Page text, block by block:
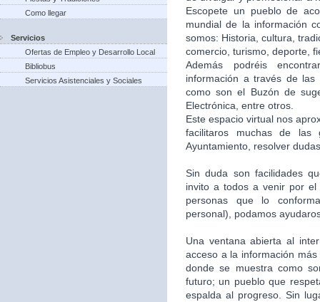
Como llegar
Servicios
Ofertas de Empleo y Desarrollo Local
Bibliobus
Servicios Asistenciales y Sociales
Escopete un pueblo de
mundial de la información
somos: Historia, cultura,
comercio, turismo, deporte,
Además podréis
información a través de
como son el Buzón de
Electrónica, entre otros.
Este espacio virtual nos
facilitaros muchas de
Ayuntamiento, resolver
Sin duda son facilidades
invito a todos a venir por
personas que lo
personal), podamos
Una ventana abierta al
acceso a la información
donde se muestra como
futuro; un pueblo que
espalda al progreso. Sin